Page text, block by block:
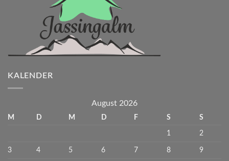
KALENDER
August 2026
M D M D F S S
1 2
3 4 5 6 7 8 9